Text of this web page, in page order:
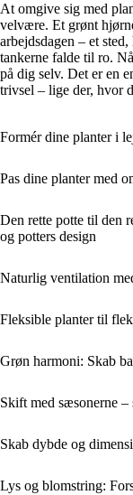
At omgive sig med
velvære. Et grønt
arbejdsdagen – et
tankerne falde til ro.
på dig selv. Det er en
trivsel – lige der, hvor
Formér dine planter i
Pas dine planter med
Den rette potte til den
og potters design
Naturlig ventilation
Fleksible planter til
Grøn harmoni: Skab
Skift med sæsonerne –
Skab dybde og
Lys og blomstring: